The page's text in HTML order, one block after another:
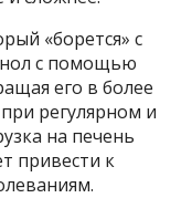
«борется» с
с помощью
его в более
регулярном и
на печень
привести к